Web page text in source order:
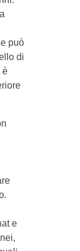
può
di
è
e